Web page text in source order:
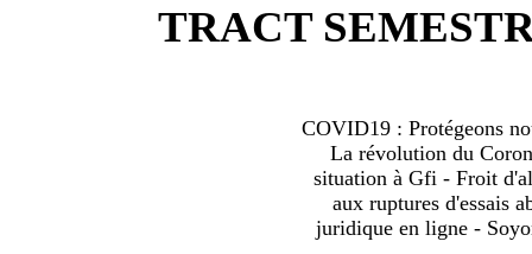
TRACT
COVID19 : Protégeons
La révolution du
situation à Gfi - Froit
aux ruptures d'essais
juridique en ligne -